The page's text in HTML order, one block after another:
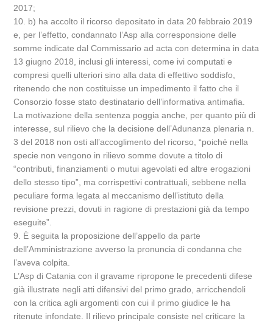
2017;
10. b) ha accolto il ricorso depositato in data 20 febbraio 2019
e, per l’effetto, condannato l’Asp alla corresponsione delle
somme indicate dal Commissario ad acta con determina in data
13 giugno 2018, inclusi gli interessi, come ivi computati e
compresi quelli ulteriori sino alla data di effettivo soddisfo,
ritenendo che non costituisse un impedimento il fatto che il
Consorzio fosse stato destinatario dell’informativa antimafia.
La motivazione della sentenza poggia anche, per quanto più di
interesse, sul rilievo che la decisione dell’Adunanza plenaria n.
3 del 2018 non osti all’accoglimento del ricorso, “poiché nella
specie non vengono in rilievo somme dovute a titolo di
“contributi, finanziamenti o mutui agevolati ed altre erogazioni
dello stesso tipo”, ma corrispettivi contrattuali, sebbene nella
peculiare forma legata al meccanismo dell’istituto della
revisione prezzi, dovuti in ragione di prestazioni già da tempo
eseguite”.
9. È seguita la proposizione dell’appello da parte
dell’Amministrazione avverso la pronuncia di condanna che
l’aveva colpita.
L’Asp di Catania con il gravame ripropone le precedenti difese
già illustrate negli atti difensivi del primo grado, arricchendoli
con la critica agli argomenti con cui il primo giudice le ha
ritenute infondate. Il rilievo principale consiste nel criticare la